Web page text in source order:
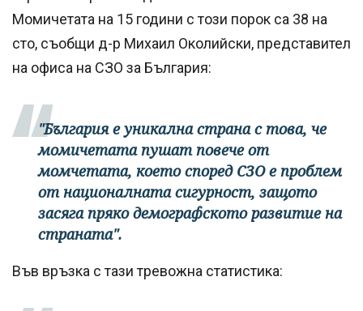
Момичетата на 15 години с този порок са 38 на
сто, съобщи д-р Михаил Околийски, представител
на офиса на СЗО за България:
"България е уникална страна с това, че
момичетата пушат повече от
момчетата, което според СЗО е проблем
от националната сигурност, защото
засяга пряко демографското развитие на
страната".
Във връзка с тази тревожна статистика: